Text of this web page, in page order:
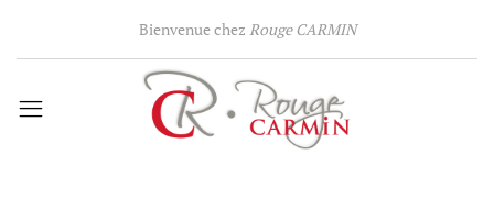
Bienvenue chez Rouge CARMIN